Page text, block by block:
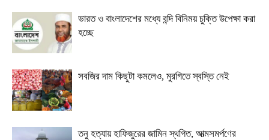
ভারত ও বাংলাদেশের মধ্যে বন্দি বিনিময় চুক্তি উপেক্ষা করা
হচ্ছে
সবজির দাম কিছুটা কমলেও, মুরগিতে স্বস্তি নেই
তনু হত্যায় হাফিজুরের জামিন স্থগিত, আত্মসমর্পণের